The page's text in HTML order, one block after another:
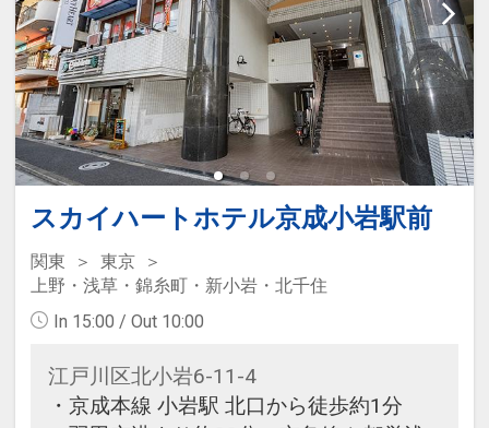
スカイハートホテル京成小岩駅前
関東
東京
上野・浅草・錦糸町・新小岩・北千住
In 15:00 / Out 10:00
江戸川区北小岩6-11-4
・京成本線 小岩駅 北口から徒歩約1分